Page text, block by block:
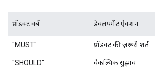
प्रॉडक्ट वर्ब डेवलपमेंट ऐक्शन
"MUST" प्रॉडक्ट की ज़रूरी शर्त
"SHOULD" वैकल्पिक सुझाव